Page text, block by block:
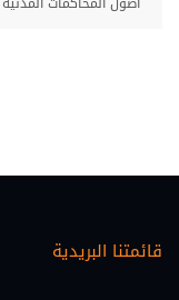
عقاري (30)
قائمتنا البريدية